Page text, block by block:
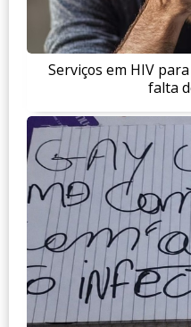
Serviços em HIV
falta